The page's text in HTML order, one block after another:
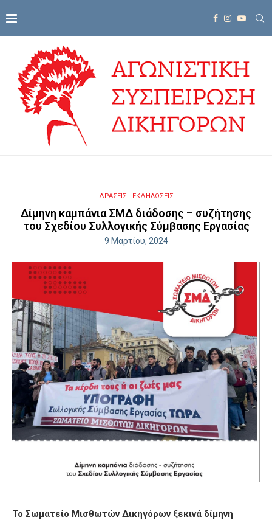
ΔΡΑΣΕΙΣ - ΕΚΔΗΛΩΣΕΙΣ
Δίμηνη καμπάνια ΣΜΔ διάδοσης – συζήτησης
του Σχεδίου Συλλογικής Σύμβασης Εργασίας
9 Μαρτίου, 2024
Το Σωματείο Μισθωτών Δικηγόρων ξεκινά δίμηνη